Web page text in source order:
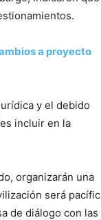
a proyecto
y el debido
incluir en la
organizarán una
será
de diálogo con las